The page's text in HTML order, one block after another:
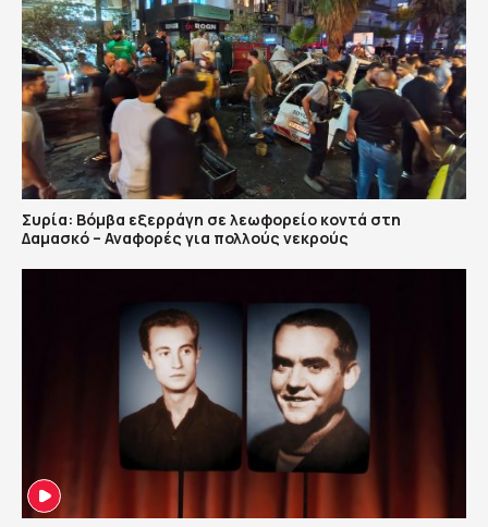
Συρία: Βόμβα εξερράγη σε λεωφορείο κοντά στη
Δαμασκό – Αναφορές για πολλούς νεκρούς